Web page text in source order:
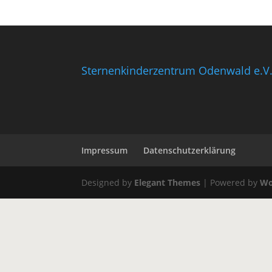
Sternenkinderzentrum Odenwald e.V.
Impressum Datenschutzerklärung
Designed by Elegant Themes | Powered by